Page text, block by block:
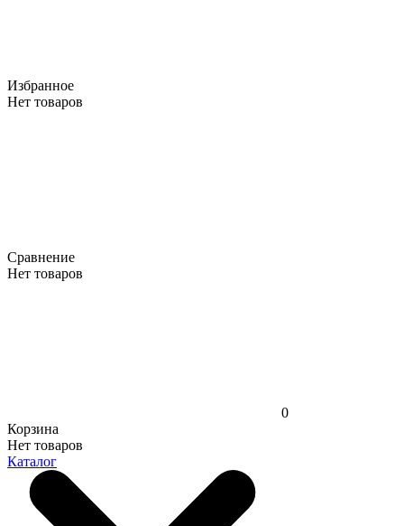
Избранное
Нет товаров
Сравнение
Нет товаров
0
Корзина
Нет товаров
Каталог